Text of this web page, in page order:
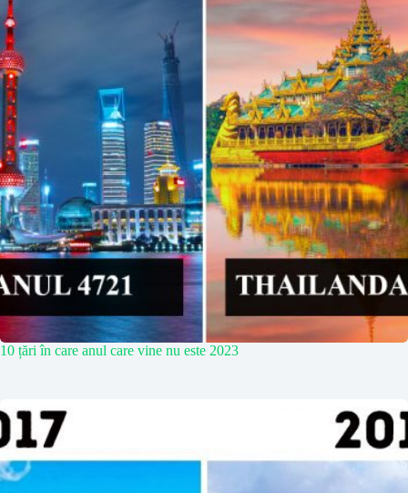
10 țări în care anul care vine nu este 2023